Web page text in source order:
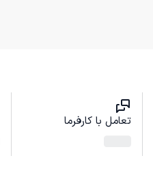
تعامل با کارفرما